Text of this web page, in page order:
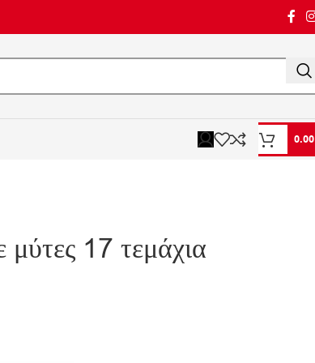
17 τεμάχια